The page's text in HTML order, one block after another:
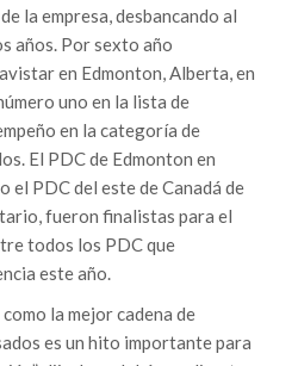
la empresa, desbancando al
años. Por sexto año
en Edmonton, Alberta, en
uno en la lista de
en la categoría de
El PDC de Edmonton en
el PDC del este de Canadá de
fueron finalistas para el
todos los PDC que
este año.
la mejor cadena de
​​es un hito importante para